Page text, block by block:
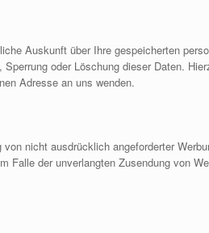
Auskunft über Ihre gespeicherten
oder Löschung dieser Daten.
Adresse an uns wenden.
nicht ausdrücklich angeforderter
der unverlangten Zusendung von